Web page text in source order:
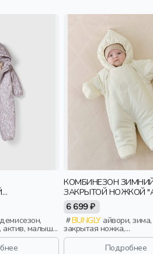
0+
актив, малыши,
КОМБИНЕЗОН
ЗАКРЫТОЙ НОЖКОЙ
0+
6 699 ₽
BUNGLYайвори, зима, россия,
закрытая ножка,
новорожденные, дети
Подробнее